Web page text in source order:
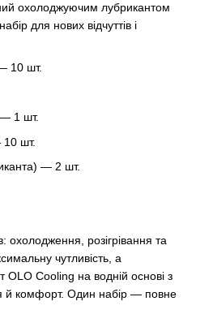
охолоджуючим лубрикантом
для нових відчуттів і
10 шт.
1 шт.
10 шт.
— 2 шт.
охолодження, розігрівання та
чутливість, а
OLO Cooling на водній основі з
й комфорт. Один набір — повне